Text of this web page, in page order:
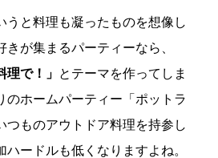
うと料理も凝ったものを想像し
きが集まるパーティーなら、
理で！」 とテーマを作ってしま
のホームパーティー「ポットラ
つものアウトドア料理を持参し
ードルも低くなりますよね。